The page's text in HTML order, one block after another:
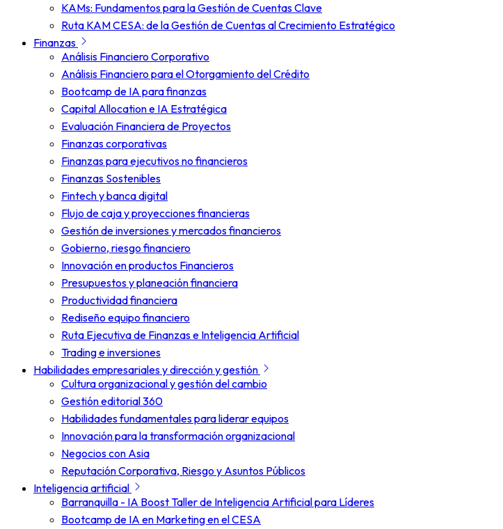
KAMs: Fundamentos para la Gestión de Cuentas Clave
Ruta KAM CESA: de la Gestión de Cuentas al Crecimiento Estratégico
Finanzas
Análisis Financiero Corporativo
Análisis Financiero para el Otorgamiento del Crédito
Bootcamp de IA para finanzas
Capital Allocation e IA Estratégica
Evaluación Financiera de Proyectos
Finanzas corporativas
Finanzas para ejecutivos no financieros
Finanzas Sostenibles
Fintech y banca digital
Flujo de caja y proyecciones financieras
Gestión de inversiones y mercados financieros
Gobierno, riesgo financiero
Innovación en productos Financieros
Presupuestos y planeación financiera
Productividad financiera
Rediseño equipo financiero
Ruta Ejecutiva de Finanzas e Inteligencia Artificial
Trading e inversiones
Habilidades empresariales y dirección y gestión
Cultura organizacional y gestión del cambio
Gestión editorial 360
Habilidades fundamentales para liderar equipos
Innovación para la transformación organizacional
Negocios con Asia
Reputación Corporativa, Riesgo y Asuntos Públicos
Inteligencia artificial
Barranquilla - IA Boost Taller de Inteligencia Artificial para Líderes
Bootcamp de IA en Marketing en el CESA